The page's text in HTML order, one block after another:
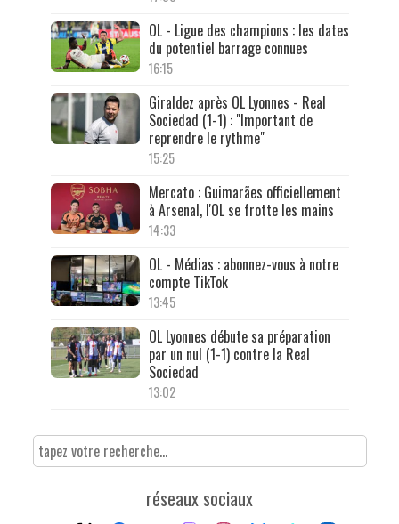
OL - Ligue des champions : les dates
du potentiel barrage connues
16:15
Giraldez après OL Lyonnes - Real
Sociedad (1-1) : "Important de
reprendre le rythme"
15:25
Mercato : Guimarães officiellement
à Arsenal, l'OL se frotte les mains
14:33
OL - Médias : abonnez-vous à notre
compte TikTok
13:45
OL Lyonnes débute sa préparation
par un nul (1-1) contre la Real
Sociedad
13:02
réseaux sociaux